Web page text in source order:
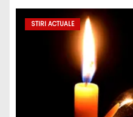
STIRI ACTUALE